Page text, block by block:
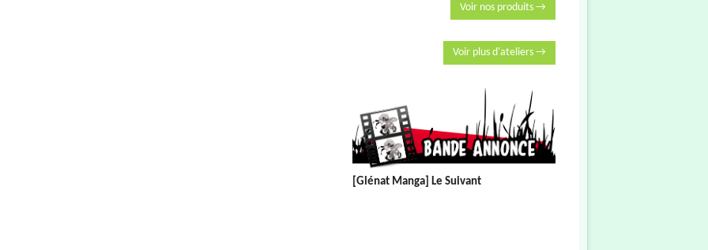
Voir nos produits →
Voir plus d'ateliers →
[Glénat Manga] Le Suivant